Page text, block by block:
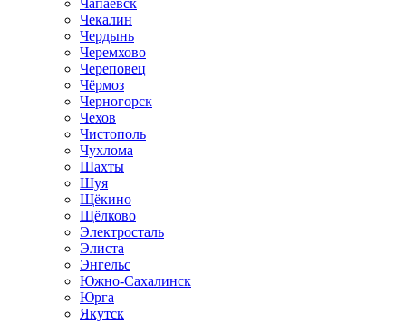
Чапаевск
Чекалин
Чердынь
Черемхово
Череповец
Чёрмоз
Черногорск
Чехов
Чистополь
Чухлома
Шахты
Шуя
Щёкино
Щёлково
Электросталь
Элиста
Энгельс
Южно-Сахалинск
Юрга
Якутск